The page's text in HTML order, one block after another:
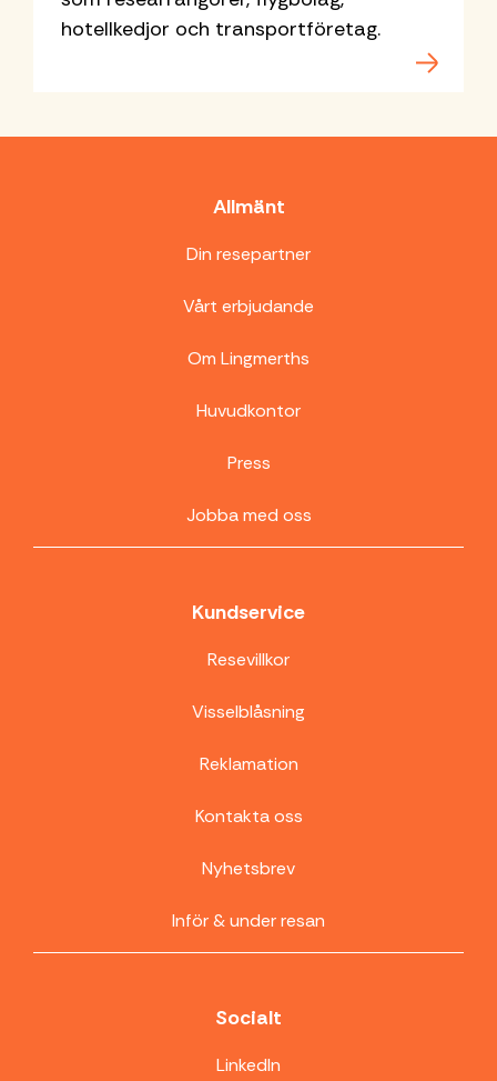
hotellkedjor och transportföretag.
Allmänt
Din resepartner
Vårt erbjudande
Om Lingmerths
Huvudkontor
Press
Jobba med oss
Kundservice
Resevillkor
Visselblåsning
Reklamation
Kontakta oss
Nyhetsbrev
Inför & under resan
Socialt
LinkedIn